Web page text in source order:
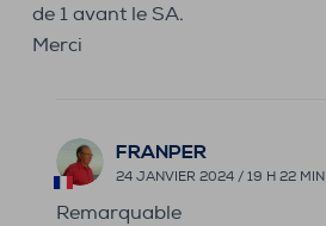
de 1 avant le SA.
Merci
FRANPER
24 JANVIER 2024 / 19 H 22 MIN
Remarquable